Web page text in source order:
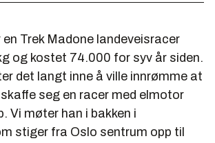
Trek Madone landeveisracer
og kostet 74.000 for syv år siden.
det langt inne å ville innrømme at
seg en racer med elmotor
Vi møter han i bakken i
stiger fra Oslo sentrum opp til